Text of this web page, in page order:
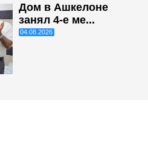
Дом в Ашкелоне
занял 4-е ме...
04.08.2026